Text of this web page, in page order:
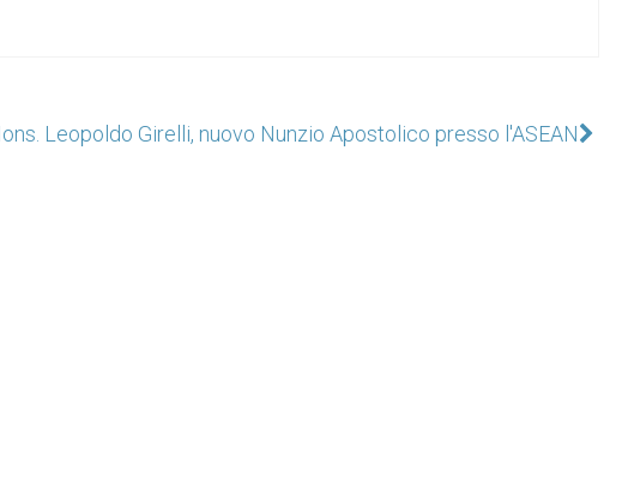
Leopoldo Girelli, nuovo Nunzio Apostolico presso l'ASEAN